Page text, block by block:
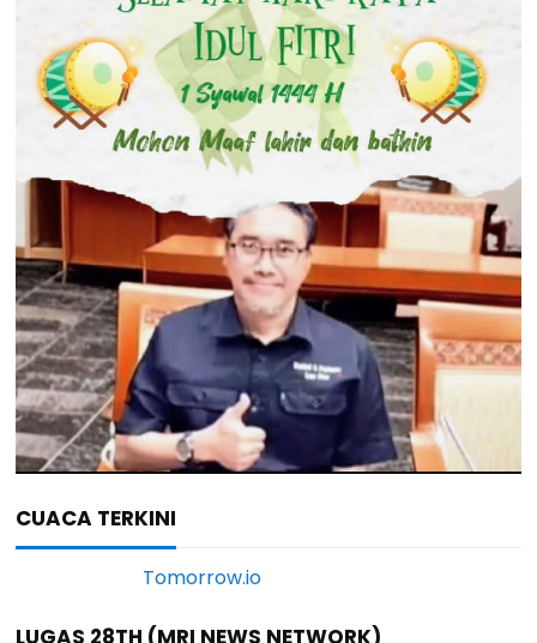
CUACA TERKINI
LUGAS 28TH (MRI NEWS NETWORK)